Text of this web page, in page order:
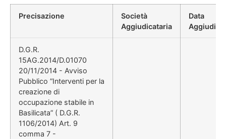
Precisazione
Società
Aggiudicataria
Data
D.G.R.
15AG.2014/D.01070
20/11/2014 - Avviso
Pubblico ”Interventi per la
creazione di
occupazione stabile in
Basilicata” ( D.G.R.
1106/2014) Art. 9
comma 7 -